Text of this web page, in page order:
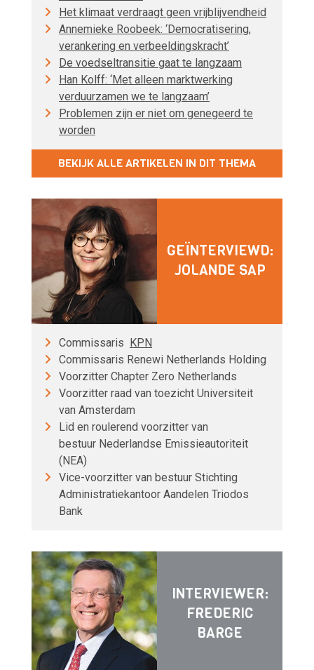
Het klimaat verdraagt geen vrijblijvendheid
Annemieke Roobeek: ‘Democratisering,
verankering en verbeeldingskracht’
De voedseltransitie gaat te langzaam
Han Kolff: ‘Met alleen marktwerking
verduurzamen we te langzaam’
Problemen zijn er niet om genegeerd te
worden
BEKIJK ALLE ARTIKELEN IN DIT THEMA
GEÏNTERVIEWD:
JOLANDE SAP
Commissaris KPN
Commissaris Renewi Netherlands Holding
Voorzitter Chapter Zero Netherlands
Voorzitter raad van toezicht Universiteit
van Amsterdam
Lid en roulerend voorzitter van
bestuur Nederlandse Emissieautoriteit
(NEA)
Vice-voorzitter van bestuur Stichting
Administratiekantoor Aandelen Triodos
Bank
INTERVIEWER:
FREDERIC
BARGE